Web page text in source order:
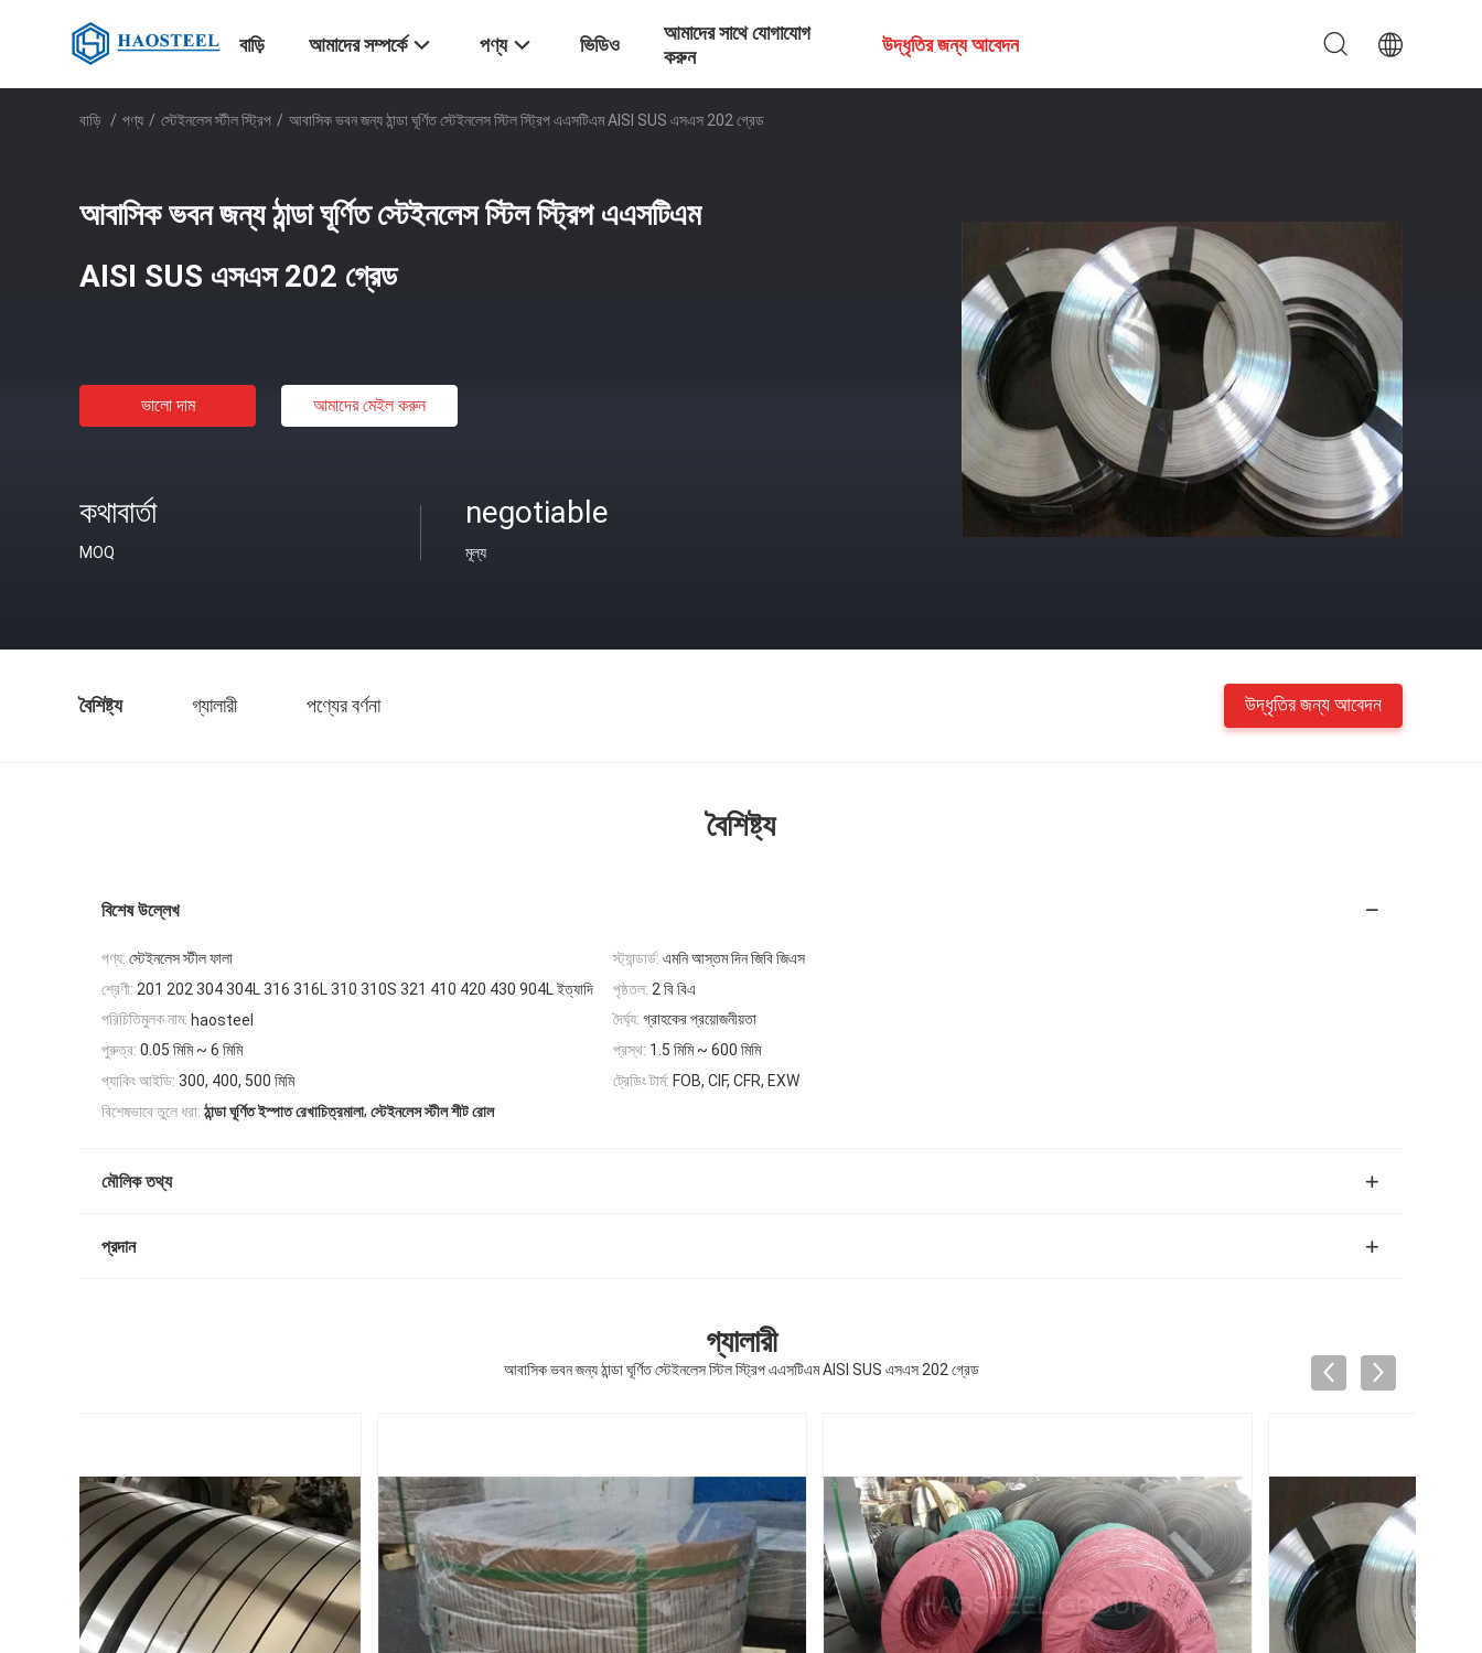
বাড়ি আমাদের সম্পর্কে পণ্য ভিডিও
আমাদের সাথে যোগাযোগ
করুন
উদ্ধৃতির জন্য আবেদন
বাড়ি / পণ্য / স্টেইনলেস স্টীল স্ট্রিপ / আবাসিক ভবন জন্য ঠান্ডা ঘূর্ণিত স্টেইনলেস স্টিল স্ট্রিপ এএসটিএম AISI SUS এসএস 202 গ্রেড
আবাসিক ভবন জন্য ঠান্ডা ঘূর্ণিত স্টেইনলেস স্টিল স্ট্রিপ এএসটিএম
AISI SUS এসএস 202 গ্রেড
ভালো দাম আমাদের মেইল ​​করুন
কথাবার্তা
MOQ
negotiable
মূল্য
বৈশিষ্ট্য গ্যালারী পণ্যের বর্ণনা উদ্ধৃতির জন্য আবেদন
বৈশিষ্ট্য
বিশেষ উল্লেখ
পণ্য: স্টেইনলেস স্টীল ফালা স্ট্যান্ডার্ড: এমনি আস্তম দিন জিবি জিএস
শ্রেণী: 201 202 304 304L 316 316L 310 310S 321 410 420 430 904L ইত্যাদি পৃষ্ঠতল: 2 বি বিএ
পরিচিতিমুলক নাম: haosteel দৈর্ঘ্য: গ্রাহকের প্রয়োজনীয়তা
পুরুত্ব: 0.05 মিমি ~ 6 মিমি প্রস্থ: 1.5 মিমি ~ 600 মিমি
প্যাকিং আইডি: 300, 400, 500 মিমি ট্রেডিং টার্ম: FOB, CIF, CFR, EXW
বিশেষভাবে তুলে ধরা: ঠান্ডা ঘূর্ণিত ইস্পাত রেখাচিত্রমালা, স্টেইনলেস স্টীল শীট রোল
মৌলিক তথ্য
প্রদান
গ্যালারী
আবাসিক ভবন জন্য ঠান্ডা ঘূর্ণিত স্টেইনলেস স্টিল স্ট্রিপ এএসটিএম AISI SUS এসএস 202 গ্রেড